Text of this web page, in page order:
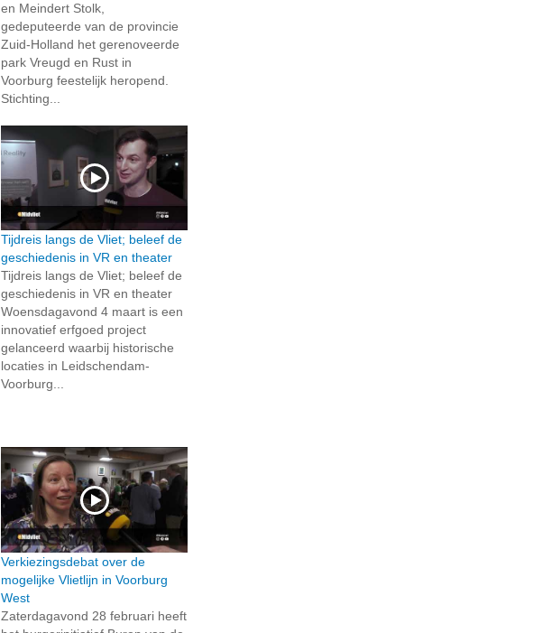
en Meindert Stolk,
gedeputeerde van de provincie
Zuid-Holland het gerenoveerde
park Vreugd en Rust in
Voorburg feestelijk heropend.
Stichting...
Tijdreis langs de Vliet; beleef de
geschiedenis in VR en theater
Tijdreis langs de Vliet; beleef de
geschiedenis in VR en theater
Woensdagavond 4 maart is een
innovatief erfgoed project
gelanceerd waarbij historische
locaties in Leidschendam-
Voorburg...
Verkiezingsdebat over de
mogelijke Vlietlijn in Voorburg
West
Zaterdagavond 28 februari heeft